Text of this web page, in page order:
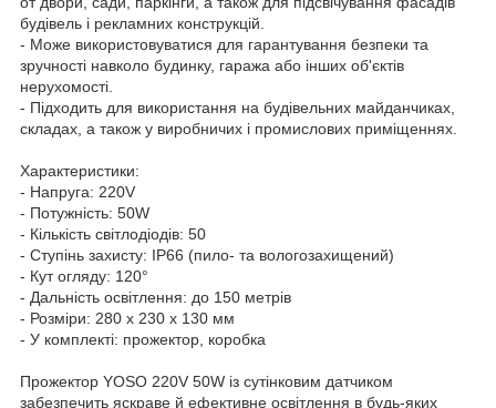
будівель і рекламних конструкцій.
- Може використовуватися для гарантування безпеки та
зручності навколо будинку, гаража або інших об'єктів
нерухомості.
- Підходить для використання на будівельних майданчиках,
складах, а також у виробничих і промислових приміщеннях.
Характеристики:
- Напруга: 220V
- Потужність: 50W
- Кількість світлодіодів: 50
- Ступінь захисту: IP66 (пило- та вологозахищений)
- Кут огляду: 120°
- Дальність освітлення: до 150 метрів
- Розміри: 280 х 230 х 130 мм
- У комплекті: прожектор, коробка
Прожектор YOSO 220V 50W із сутінковим датчиком
забезпечить яскраве й ефективне освітлення в будь-яких